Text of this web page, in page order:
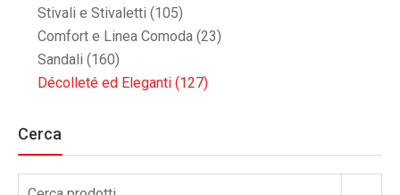
Stivali e Stivaletti (105)
Comfort e Linea Comoda (23)
Sandali (160)
Décolleté ed Eleganti (127)
Cerca